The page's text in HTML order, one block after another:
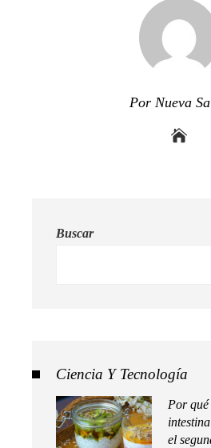
Por Nueva
Buscar
Ciencia Y Tecnología
Por
el